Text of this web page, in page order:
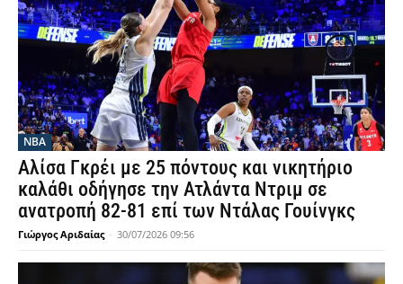
NBA
Αλίσα Γκρέι με 25 πόντους και νικητήριο
καλάθι οδήγησε την Ατλάντα Ντριμ σε
ανατροπή 82-81 επί των Ντάλας Γουίνγκς
Γιώργος Αριδαίας - 30/07/2026 09:56